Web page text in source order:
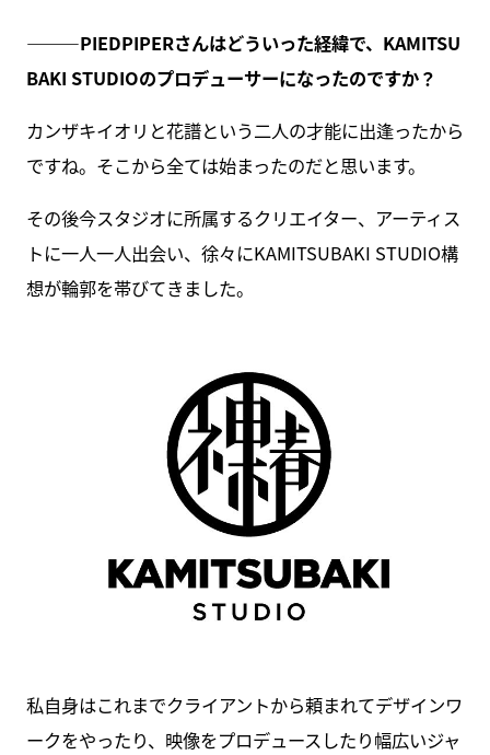
———PIEDPIPERさんはどういった経緯で、KAMITSU
BAKI STUDIOのプロデューサーになったのですか？
カンザキイオリと花譜という二人の才能に出逢ったから
ですね。そこから全ては始まったのだと思います。
その後今スタジオに所属するクリエイター、アーティス
トに一人一人出会い、徐々にKAMITSUBAKI STUDIO構
想が輪郭を帯びてきました。
私自身はこれまでクライアントから頼まれてデザインワ
ークをやったり、映像をプロデュースしたり幅広いジャ